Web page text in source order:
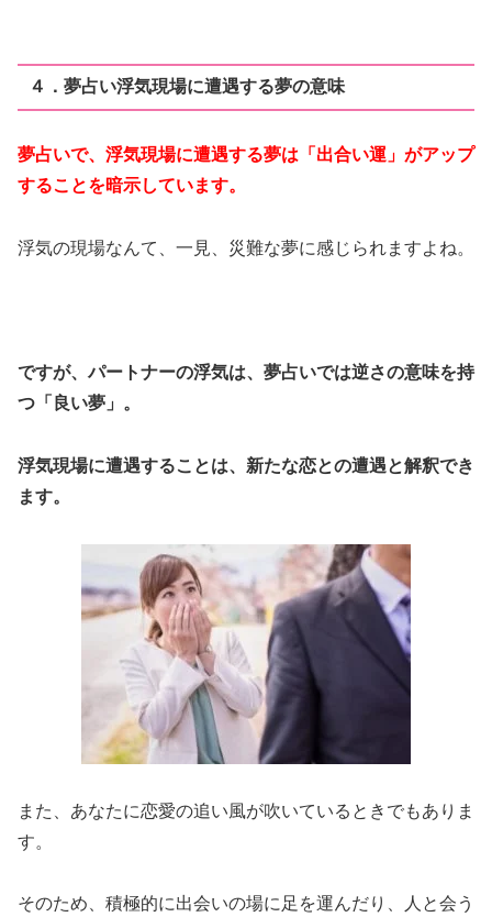
４．夢占い浮気現場に遭遇する夢の意味
夢占いで、浮気現場に遭遇する夢は「出合い運」がアップ
することを暗示しています。
浮気の現場なんて、一見、災難な夢に感じられますよね。
ですが、パートナーの浮気は、夢占いでは逆さの意味を持
つ「良い夢」。
浮気現場に遭遇することは、新たな恋との遭遇と解釈でき
ます。
また、あなたに恋愛の追い風が吹いているときでもありま
す。
そのため、積極的に出会いの場に足を運んだり、人と会う